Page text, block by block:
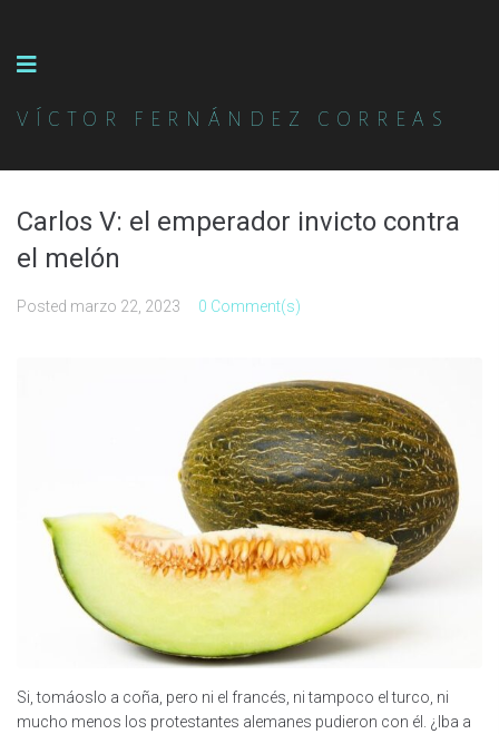
VÍCTOR FERNÁNDEZ CORREAS
Carlos V: el emperador invicto contra
el melón
Posted marzo 22, 2023 0 Comment(s)
Si, tomáoslo a coña, pero ni el francés, ni tampoco el turco, ni
mucho menos los protestantes alemanes pudieron con él. ¿Iba a